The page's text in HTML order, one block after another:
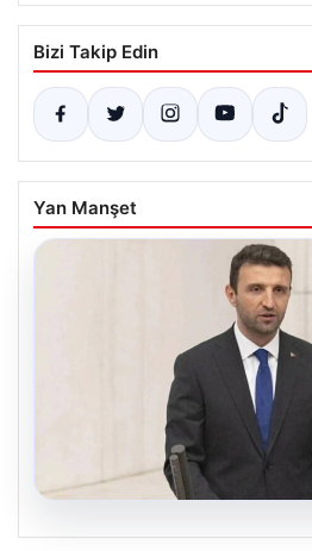
Bizi Takip Edin
Yan Manşet
07.08.2026